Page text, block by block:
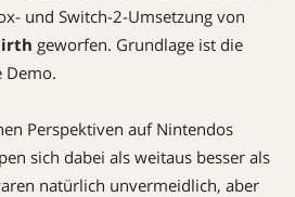
und Switch-2-Umsetzung von
geworfen. Grundlage ist die
Demo.
Perspektiven auf Nintendos
sich dabei als weitaus besser als
natürlich unvermeidlich, aber